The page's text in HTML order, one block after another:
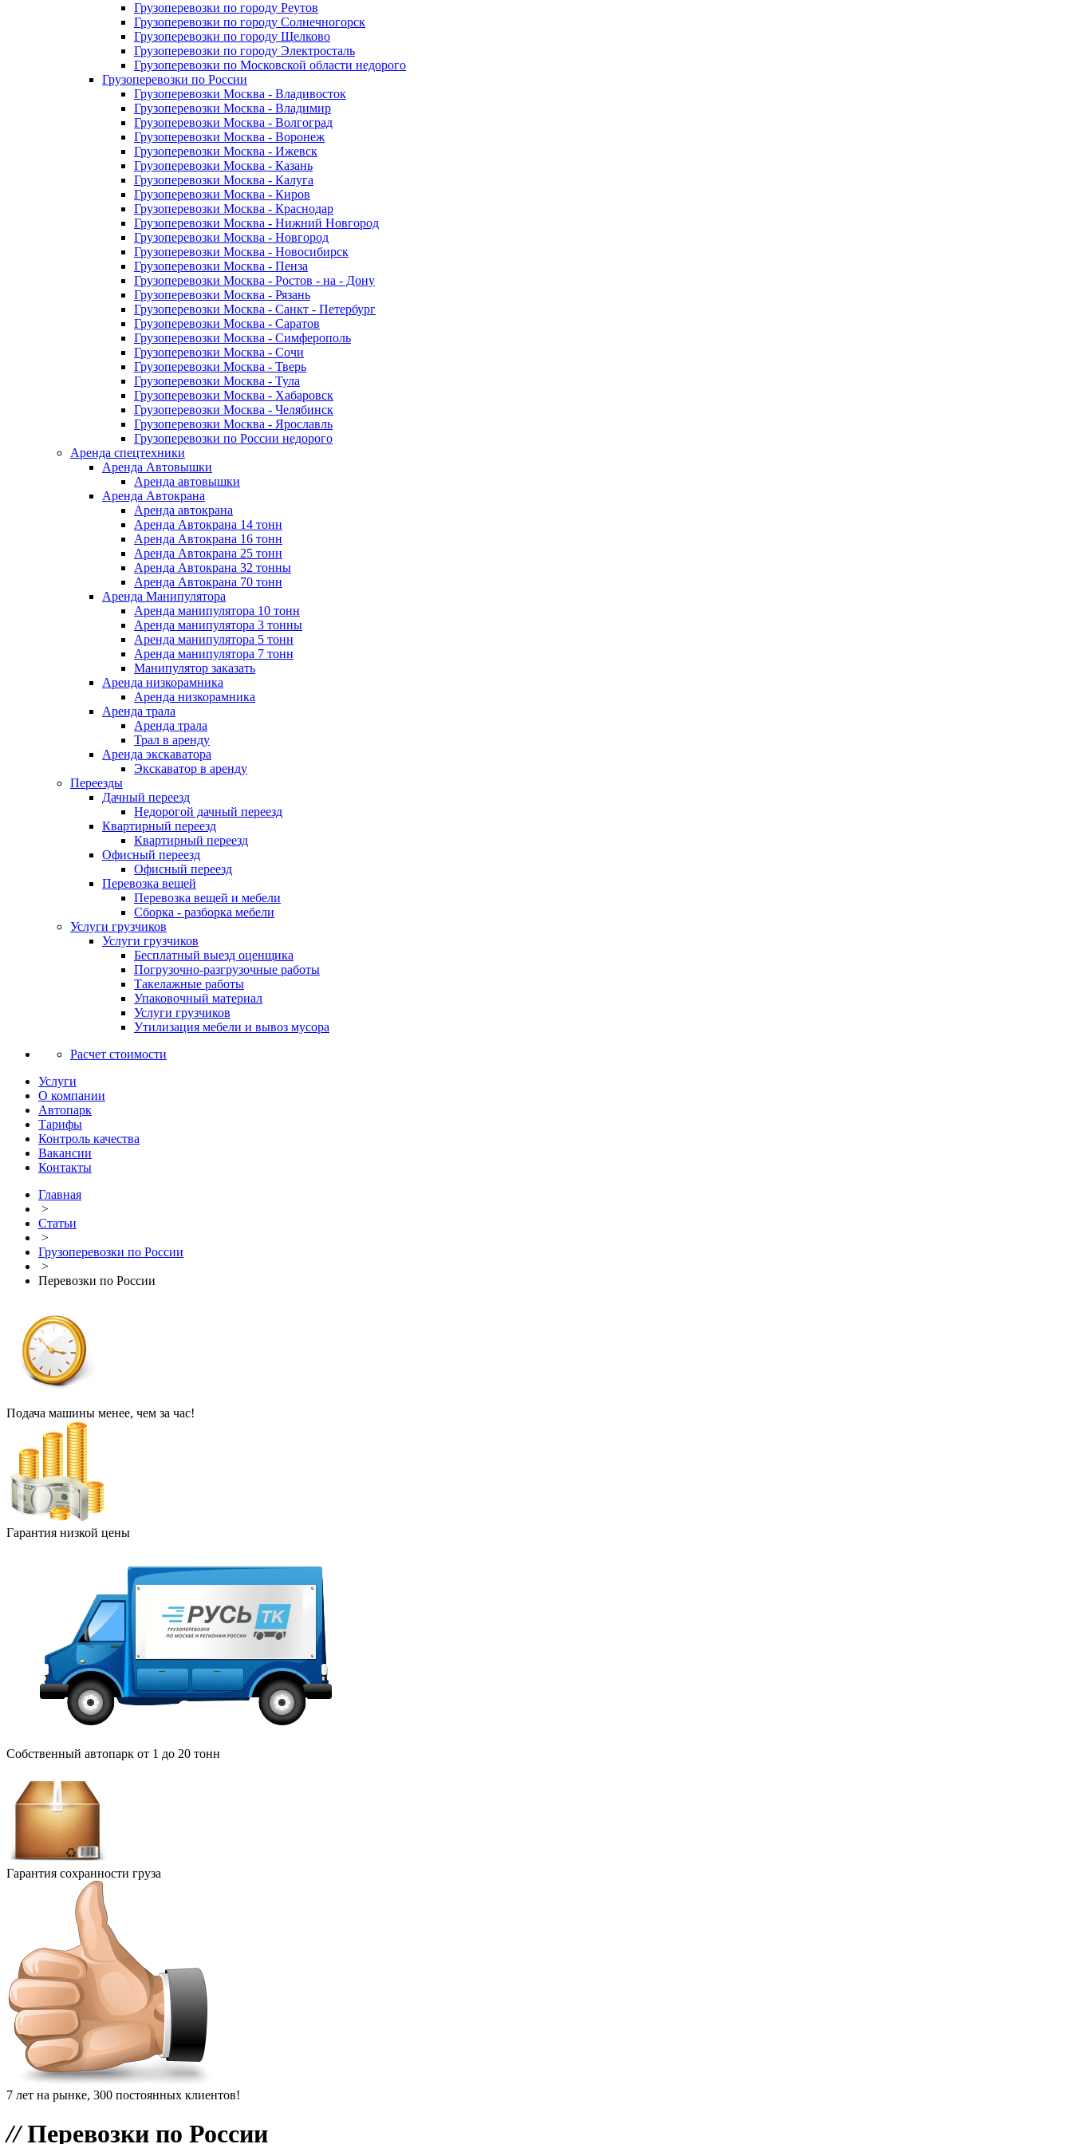
Грузоперевозки по городу Реутов
Грузоперевозки по городу Солнечногорск
Грузоперевозки по городу Щелково
Грузоперевозки по городу Электросталь
Грузоперевозки по Московской области недорого
Грузоперевозки по России
Грузоперевозки Москва - Владивосток
Грузоперевозки Москва - Владимир
Грузоперевозки Москва - Волгоград
Грузоперевозки Москва - Воронеж
Грузоперевозки Москва - Ижевск
Грузоперевозки Москва - Казань
Грузоперевозки Москва - Калуга
Грузоперевозки Москва - Киров
Грузоперевозки Москва - Краснодар
Грузоперевозки Москва - Нижний Новгород
Грузоперевозки Москва - Новгород
Грузоперевозки Москва - Новосибирск
Грузоперевозки Москва - Пенза
Грузоперевозки Москва - Ростов - на - Дону
Грузоперевозки Москва - Рязань
Грузоперевозки Москва - Санкт - Петербург
Грузоперевозки Москва - Саратов
Грузоперевозки Москва - Симферополь
Грузоперевозки Москва - Сочи
Грузоперевозки Москва - Тверь
Грузоперевозки Москва - Тула
Грузоперевозки Москва - Хабаровск
Грузоперевозки Москва - Челябинск
Грузоперевозки Москва - Ярославль
Грузоперевозки по России недорого
Аренда спецтехники
Аренда Автовышки
Аренда автовышки
Аренда Автокрана
Аренда автокрана
Аренда Автокрана 14 тонн
Аренда Автокрана 16 тонн
Аренда Автокрана 25 тонн
Аренда Автокрана 32 тонны
Аренда Автокрана 70 тонн
Аренда Манипулятора
Аренда манипулятора 10 тонн
Аренда манипулятора 3 тонны
Аренда манипулятора 5 тонн
Аренда манипулятора 7 тонн
Манипулятор заказать
Аренда низкорамника
Аренда низкорамника
Аренда трала
Аренда трала
Трал в аренду
Аренда экскаватора
Экскаватор в аренду
Переезды
Дачный переезд
Недорогой дачный переезд
Квартирный переезд
Квартирный переезд
Офисный переезд
Офисный переезд
Перевозка вещей
Перевозка вещей и мебели
Сборка - разборка мебели
Услуги грузчиков
Услуги грузчиков
Бесплатный выезд оценщика
Погрузочно-разгрузочные работы
Такелажные работы
Упаковочный материал
Услуги грузчиков
Утилизация мебели и вывоз мусора
Расчет стоимости
Услуги
О компании
Автопарк
Тарифы
Контроль качества
Вакансии
Контакты
Главная
>
Статьи
>
Грузоперевозки по России
>
Перевозки по России
Подача машины менее, чем за час!
Гарантия низкой цены
Собственный автопарк от 1 до 20 тонн
Гарантия сохранности груза
7 лет на рынке, 300 постоянных клиентов!
//Перевозки по России